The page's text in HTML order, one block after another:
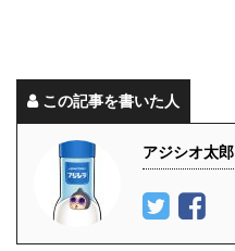
この記事を書いた人
アジシオ太郎